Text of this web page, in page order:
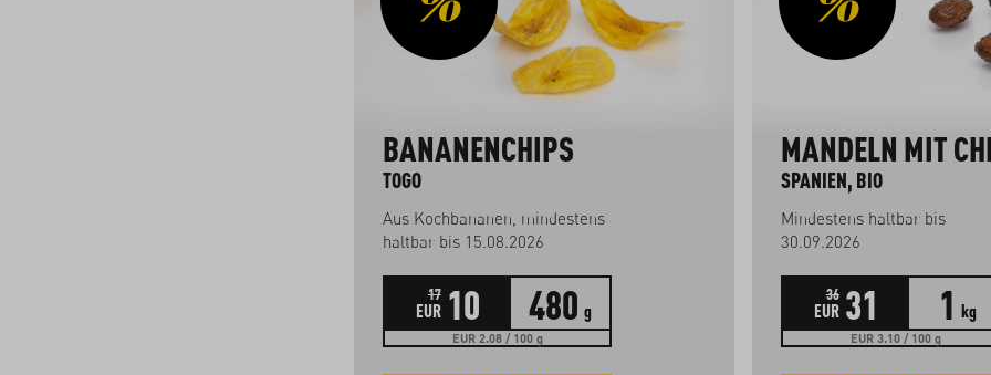
BANANENCHIPS
TOGO
Aus Kochbananen, mindestens
haltbar bis 15.08.2026
17
EUR 10 480 g
EUR 2.08 / 100 g
MANDELN MIT
SPANIEN, BIO
Mindestens haltbar bis
30.09.2026
36
EUR 31 1 kg
EUR 3.10 / 100 g